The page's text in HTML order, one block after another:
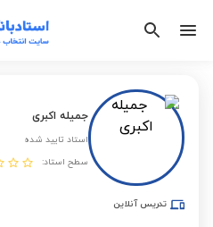
جمیله اکبری
استاد تایید شده
سطح استاد:
تدریس آنلاین